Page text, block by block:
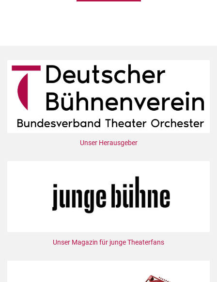
Unser Herausgeber
Unser Magazin für junge Theaterfans